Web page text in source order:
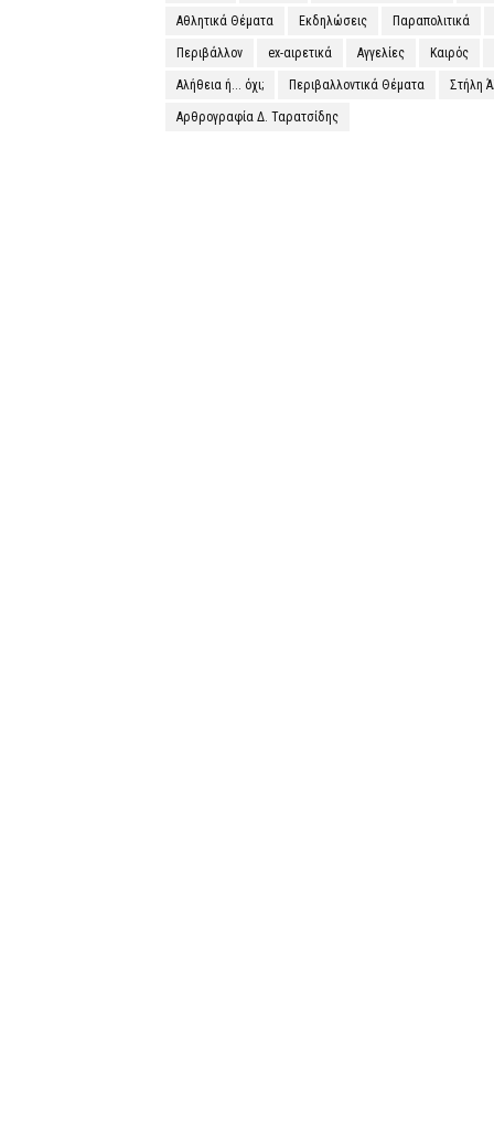
Αθλητικά Θέματα Εκδηλώσεις Παραπολιτικά
Περιβάλλον ex-αιρετικά Αγγελίες Καιρός
Αλήθεια ή... όχι; Περιβαλλοντικά Θέματα Στήλη
Αρθρογραφία Δ. Ταρατσίδης